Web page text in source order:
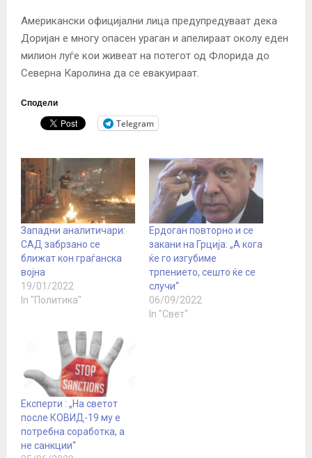
Американски официјални лица предупредуваат дека
Доријан е многу опасен ураган и апелираат околу еден
милион луѓе кои живеат на потегот од Флорида до
Северна Каролина да се евакуираат.
Сподели
Telegram
Западни аналитичари:
САД забрзано се
ближат кон граѓанска
војна
19/01/2022
In "Политика"
Ердоган повторно и се
закани на Грција: „А кога
ќе го изгубиме
трпението, сешто ќе се
случи“
06/09/2022
In "Свет"
Експерти : „На светот
после КОВИД-19 му е
потребна соработка, а
не санкции“